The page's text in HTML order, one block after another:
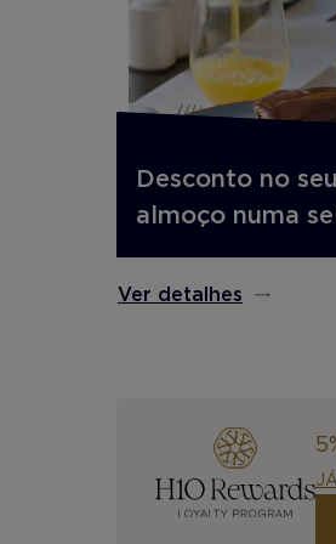
Desconto no
almoço numa
Ver detalhes